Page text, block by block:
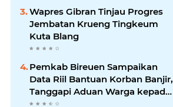
Wapres Gibran Tinjau Progres
Jembatan Krueng Tingkeum
Kuta Blang
Pemkab Bireuen Sampaikan
Data Riil Bantuan Korban Banjir,
Tanggapi Aduan Warga kepada
Wapres